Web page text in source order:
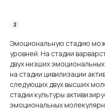
Эмоциональную стадию
уровней. На стадии
двух низших
на стадии цивилизации
следующих двух высших
стадии культуры
эмоциональных